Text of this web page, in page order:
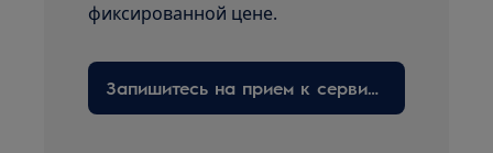
фиксированной цене.
Запишитесь на прием к сервисному технику здесь